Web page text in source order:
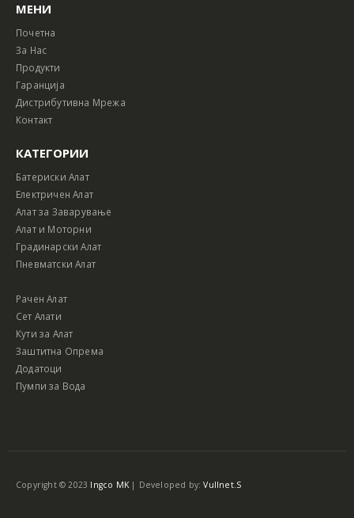
МЕНИ
Почетна
За Нас
Продукти
Гаранција
Дистрибутивна Мрежа
Контакт
КАТЕГОРИИ
Батериски Алат
Електричен Алат
Алат за Заварување
Алат и Моторни
Градинарски Алат
Пневматски Алат
Рачен Алат
Сет Алати
Кути за Алат
Заштитна Опрема
Додатоци
Пумпи за Вода
Copyright © 2023 Ingco MK| Developed by:Vullnet.S